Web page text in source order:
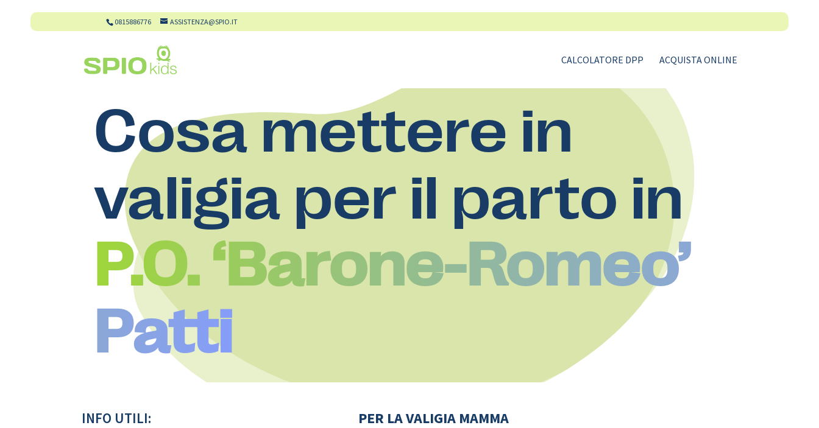
0815886776 ASSISTENZA@SPIO.IT
CALCOLATORE DPP ACQUISTA ONLINE
Cosa mettere in
valigia per il parto in
P.O. ‘Barone-Romeo’
Patti
INFO UTILI: PER LA VALIGIA MAMMA